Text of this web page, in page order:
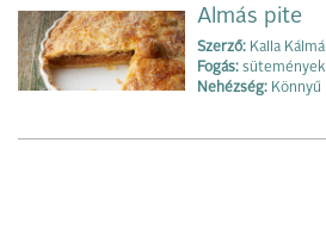
Almás pite
Szerző: Kalla
Fogás: sütemények
Nehézség: Könnyű